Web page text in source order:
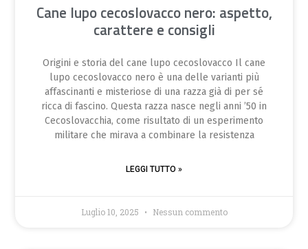
Cane lupo cecoslovacco nero: aspetto,
carattere e consigli
Origini e storia del cane lupo cecoslovacco Il cane
lupo cecoslovacco nero è una delle varianti più
affascinanti e misteriose di una razza già di per sé
ricca di fascino. Questa razza nasce negli anni ’50 in
Cecoslovacchia, come risultato di un esperimento
militare che mirava a combinare la resistenza
LEGGI TUTTO »
Luglio 10, 2025 Nessun commento